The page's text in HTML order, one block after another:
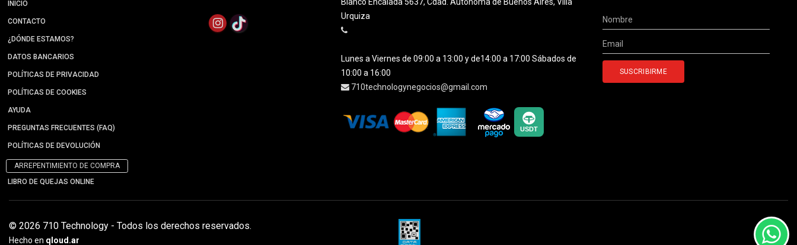
INICIO
CONTACTO
¿DÓNDE ESTAMOS?
DATOS BANCARIOS
POLÍTICAS DE PRIVACIDAD
POLÍTICAS DE COOKIES
AYUDA
PREGUNTAS FRECUENTES (FAQ)
POLÍTICAS DE DEVOLUCIÓN
ARREPENTIMIENTO DE COMPRA
LIBRO DE QUEJAS ONLINE
Urquiza
Lunes a Viernes de 09:00 a 13:00 y de14:00 a 17:00 Sábados de
10:00 a 16:00
710technologynegocios@gmail.com
© 2026 710 Technology - Todos los derechos reservados.
Hecho en qloud.ar